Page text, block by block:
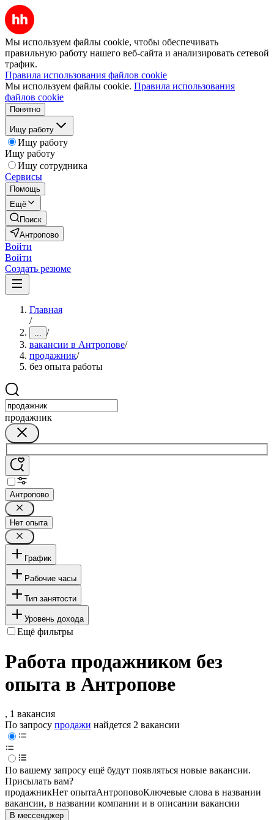
Мы используем файлы cookie, чтобы обеспечивать
правильную работу нашего веб-сайта и анализировать сетевой
трафик.
Правила использования файлов cookie
Мы используем файлы cookie. Правила использования
файлов cookie
Понятно
Ищу работу
Ищу работу
Ищу работу
Ищу сотрудника
Сервисы
Помощь
Ещё
Поиск
Антропово
Войти
Войти
Создать резюме
Главная
/
... /
вакансии в Антропове/
продажник/
без опыта работы
продажник
Антропово
Нет опыта
График
Рабочие часы
Тип занятости
Уровень дохода
Ещё фильтры
Работа продажником без
опыта в Антропове
, 1 вакансия
По запросу продажи найдется 2 вакансии
По вашему запросу ещё будут появляться новые вакансии.
Присылать вам?
продажникНет опытаАнтроповоКлючевые слова в названии
вакансии, в названии компании и в описании вакансии
В мессенджер